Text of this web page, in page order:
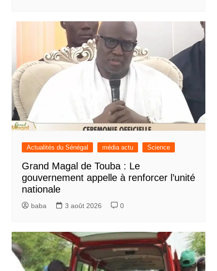
Actualités du Sénégal média actu Science
Grand Magal de Touba : Le
gouvernement appelle à renforcer l’unité
nationale
baba 3 août 2026 0